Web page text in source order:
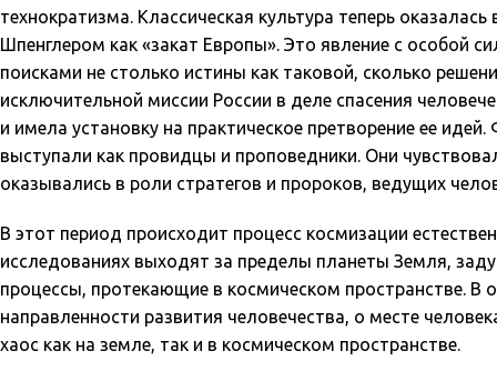
технократизма. Классическая культура теперь
Шпенглером как «закат Европы». Это явление с особой
поисками не столько истины как таковой, сколько
исключительной миссии России в деле спасения
и имела установку на практическое претворение ее
выступали как провидцы и проповедники. Они
оказывались в роли стратегов и пророков, ведущих
В этот период происходит процесс космизации
исследованиях выходят за пределы планеты Земля,
процессы, протекающие в космическом пространстве. В
направленности развития человечества, о месте
хаос как на земле, так и в космическом пространстве.